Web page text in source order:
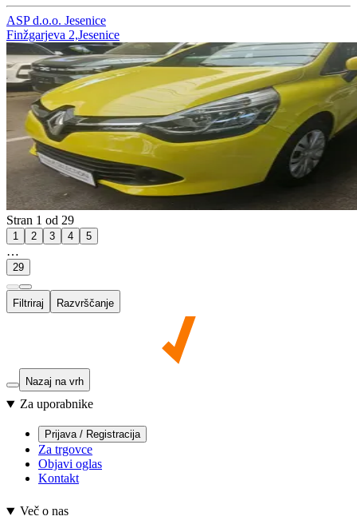
ASP d.o.o. Jesenice
Finžgarjeva 2,Jesenice
Stran 1 od 29
1 2 3 4 5
…
29
Filtriraj Razvrščanje
Nazaj na vrh
Za uporabnike
Prijava / Registracija
Za trgovce
Objavi oglas
Kontakt
Več o nas